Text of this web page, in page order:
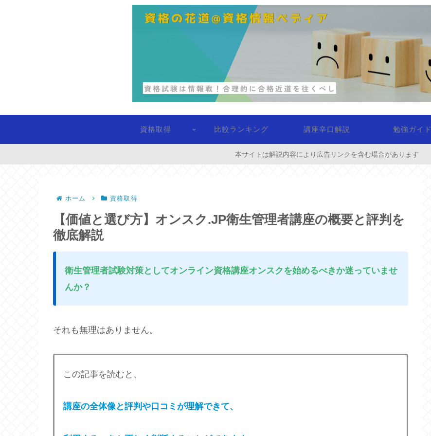
資格取得 比較ランキング 講座辛口解説 勉強ガイド
本サイトは解説内容により広告リンクを含む場合があります
ホーム 資格取得
【価値と選び方】オンスク.JP衛生管理者講座の概要と評判を
徹底解説
衛生管理者試験対策としてオンライン資格講座オンスクを始めるべきか迷っていませ
んか？
それも無理はありません。
この記事を読むと、
講座の全体像と評判や口コミが理解できて、